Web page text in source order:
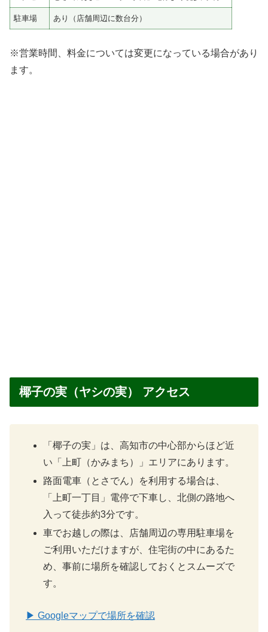
駐車場 あり（店舗周辺に数台分）
※営業時間、料金については変更になっている場合があり
ます。
椰子の実（ヤシの実） アクセス
「椰子の実」は、高知市の中心部からほど近
い「上町（かみまち）」エリアにあります。
路面電車（とさでん）を利用する場合は、
「上町一丁目」電停で下車し、北側の路地へ
入って徒歩約3分です。
車でお越しの際は、店舗周辺の専用駐車場を
ご利用いただけますが、住宅街の中にあるた
め、事前に場所を確認しておくとスムーズで
す。
▶ Googleマップで場所を確認